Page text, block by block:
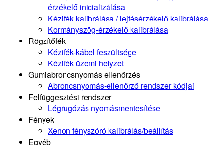
érzékelő inicializálása
Kézifék kalibrálása / lejtésérzékelő kalibrálása
Kormányszög-érzékelő kalibrálása
Rögzítőfék
Kézifék-kábel feszültsége
Kézifék üzemi helyzet
Gumiabroncsnyomás ellenőrzés
Abroncsnyomás-ellenőrző rendszer kódjai
Felfüggesztési rendszer
Légrugózás nyomásmentesítése
Fények
Xenon fényszóró kalibrálás/beállítás
Egyéb